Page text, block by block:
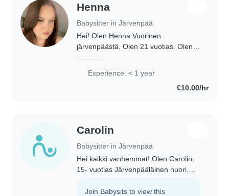
Henna
Babysitter in Järvenpää
Hei! Olen Henna Vuorinen
järvenpäästä. Olen 21 vuotias. Olen
harjottelussa 2 kuukautta. Olen kiltti,
Experience: < 1 year
€10.00/hr
Carolin
Babysitter in Järvenpää
Hei kaikki vanhemmat! Olen Carolin,
15- vuotias Järvenpääläinen nuori.
ja tienata siinä ohella hieman rahaa
Join Babysits to view this